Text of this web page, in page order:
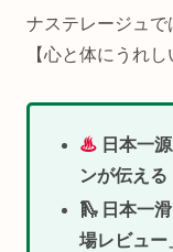
ナステレージュで
【心と体にうれ
♨ 日本一
ンが伝える
🛝 日本一
場レビュー